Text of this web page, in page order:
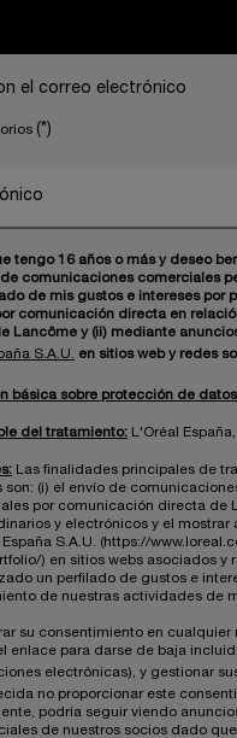
el correo electrónico
(*)
tengo 16 años o más y deseo
comunicaciones comerciales
de mis gustos e intereses por
comunicación directa en
Lancôme y (ii) mediante
S.A.U.
en sitios web y redes
básica sobre protección de datos
del tratamiento: L'Oréal España,
Las finalidades principales de
son: (i) el envío de
por comunicación directa de
y electrónicos y el mostrar
S.A.U. (https://
) en sitios webs asociados y
un perfilado de gustos e
de nuestras actividades de
su consentimiento en cualquier
enlace para darse de baja
electrónicas), y gestionar
no proporcionar este
podría seguir viendo
de nuestros socios dado